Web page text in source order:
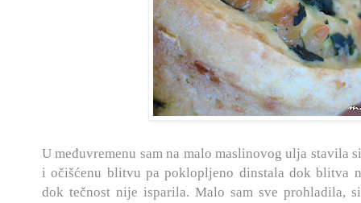
U međuvremenu sam na malo maslinovog ulja stavila
i očišćenu blitvu pa poklopljeno dinstala dok blitva
dok tečnost nije isparila. Malo sam sve prohladila,